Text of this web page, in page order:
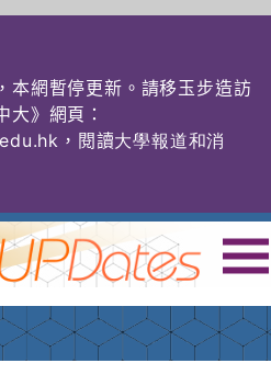
本網暫停更新。請移玉步造訪
大》網頁：
，閱讀大學報道和消
|
上友名 學術探奇